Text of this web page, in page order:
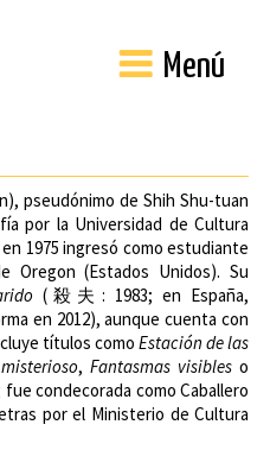
Menú
pseudónimo de Shih Shu-tuan
por la Universidad de Cultura
1975 ingresó como estudiante
Oregon (Estados Unidos). Su
(殺夫: 1983; en España,
en 2012), aunque cuenta con
títulos comoEstación de las
, Fantasmas visibles o
fue condecorada como Caballero
por el Ministerio de Cultura